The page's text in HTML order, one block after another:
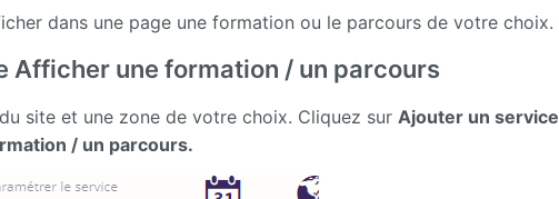
dans une page une formation ou le parcours de votre choix.
Afficher une formation / un parcours
site et une zone de votre choix. Cliquez sur Ajouter un service
/ un parcours.